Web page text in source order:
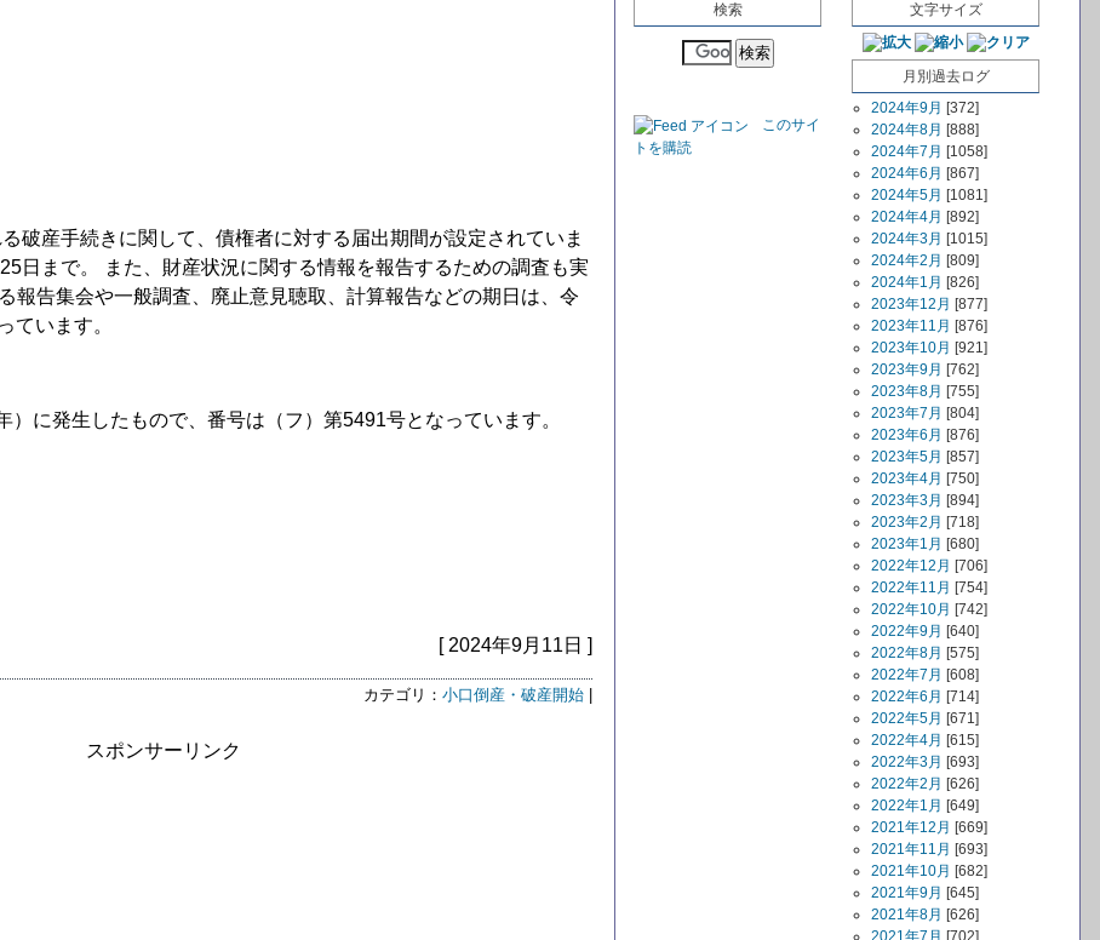
破産手続きに関して、債権者に対する届出期間が設定されていま
日まで。 また、財産状況に関する情報を報告するための調査も実
報告集会や一般調査、廃止意見聴取、計算報告などの期日は、令
ています。
）に発生したもので、番号は（フ）第5491号となっています。
[ 2024年9月11日 ]
カテゴリ： 小口倒産・破産開始
スポンサーリンク
検索
このサイ
トを購読
文字サイズ
月別過去ログ
2024年9月 [372]
2024年8月 [888]
2024年7月 [1058]
2024年6月 [867]
2024年5月 [1081]
2024年4月 [892]
2024年3月 [1015]
2024年2月 [809]
2024年1月 [826]
2023年12月 [877]
2023年11月 [876]
2023年10月 [921]
2023年9月 [762]
2023年8月 [755]
2023年7月 [804]
2023年6月 [876]
2023年5月 [857]
2023年4月 [750]
2023年3月 [894]
2023年2月 [718]
2023年1月 [680]
2022年12月 [706]
2022年11月 [754]
2022年10月 [742]
2022年9月 [640]
2022年8月 [575]
2022年7月 [608]
2022年6月 [714]
2022年5月 [671]
2022年4月 [615]
2022年3月 [693]
2022年2月 [626]
2022年1月 [649]
2021年12月 [669]
2021年11月 [693]
2021年10月 [682]
2021年9月 [645]
2021年8月 [626]
2021年7月 [702]